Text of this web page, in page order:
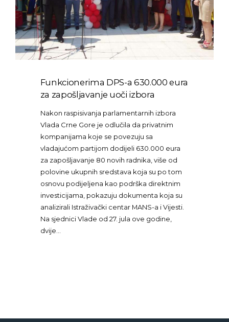
Funkcionerima DPS-a 630.000 eura
za zapošljavanje uoči izbora
Nakon raspisivanja parlamentarnih izbora
Vlada Crne Gore je odlučila da privatnim
kompanijama koje se povezuju sa
vladajućom partijom dodijeli 630.000 eura
za zapošljavanje 80 novih radnika, više od
polovine ukupnih sredstava koja su po tom
osnovu podijeljena kao podrška direktnim
investicijama, pokazuju dokumenta koja su
analizirali Istraživački centar MANS-a i Vijesti.
Na sjednici Vlade od 27. jula ove godine,
dvije…